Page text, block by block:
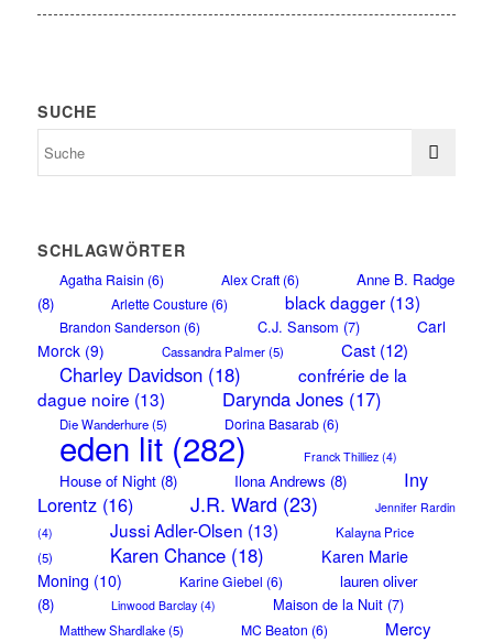
SUCHE
SCHLAGWÖRTER
Agatha Raisin (6) Alex Craft(6)
Anne B. Radge
(8)
Arlette Cousture(6) black dagger(13)
Brandon Sanderson (6) C.J. Sansom (7)
Carl
Morck(9) Cassandra Palmer(5) Cast(12)
Charley Davidson(18)
confrérie de la
dague noire (13) Darynda Jones(17)
Die Wanderhure(5) Dorina Basarab(6)
eden lit(282) Franck Thilliez(4)
House of Night(8) Ilona Andrews (8)
Iny
Lorentz(16) J.R. Ward (23)
Jennifer Rardin
(4)
Jussi Adler-Olsen (13)
Kalayna Price
(5)
Karen Chance(18)
Karen Marie
Moning (10) Karine Giebel (6)
lauren oliver
(8)
Linwood Barclay(4) Maison de la Nuit(7)
Matthew Shardlake(5) MC Beaton (6)
Mercy